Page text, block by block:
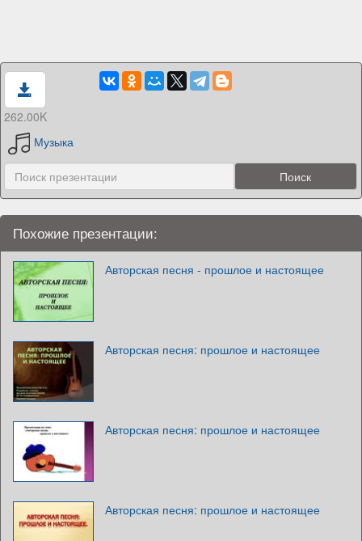
262.00K
Музыка
Похожие презентации:
Авторская песня - прошлое и настоящее
Авторская песня: прошлое и настоящее
Авторская песня: прошлое и настоящее
Авторская песня: прошлое и настоящее